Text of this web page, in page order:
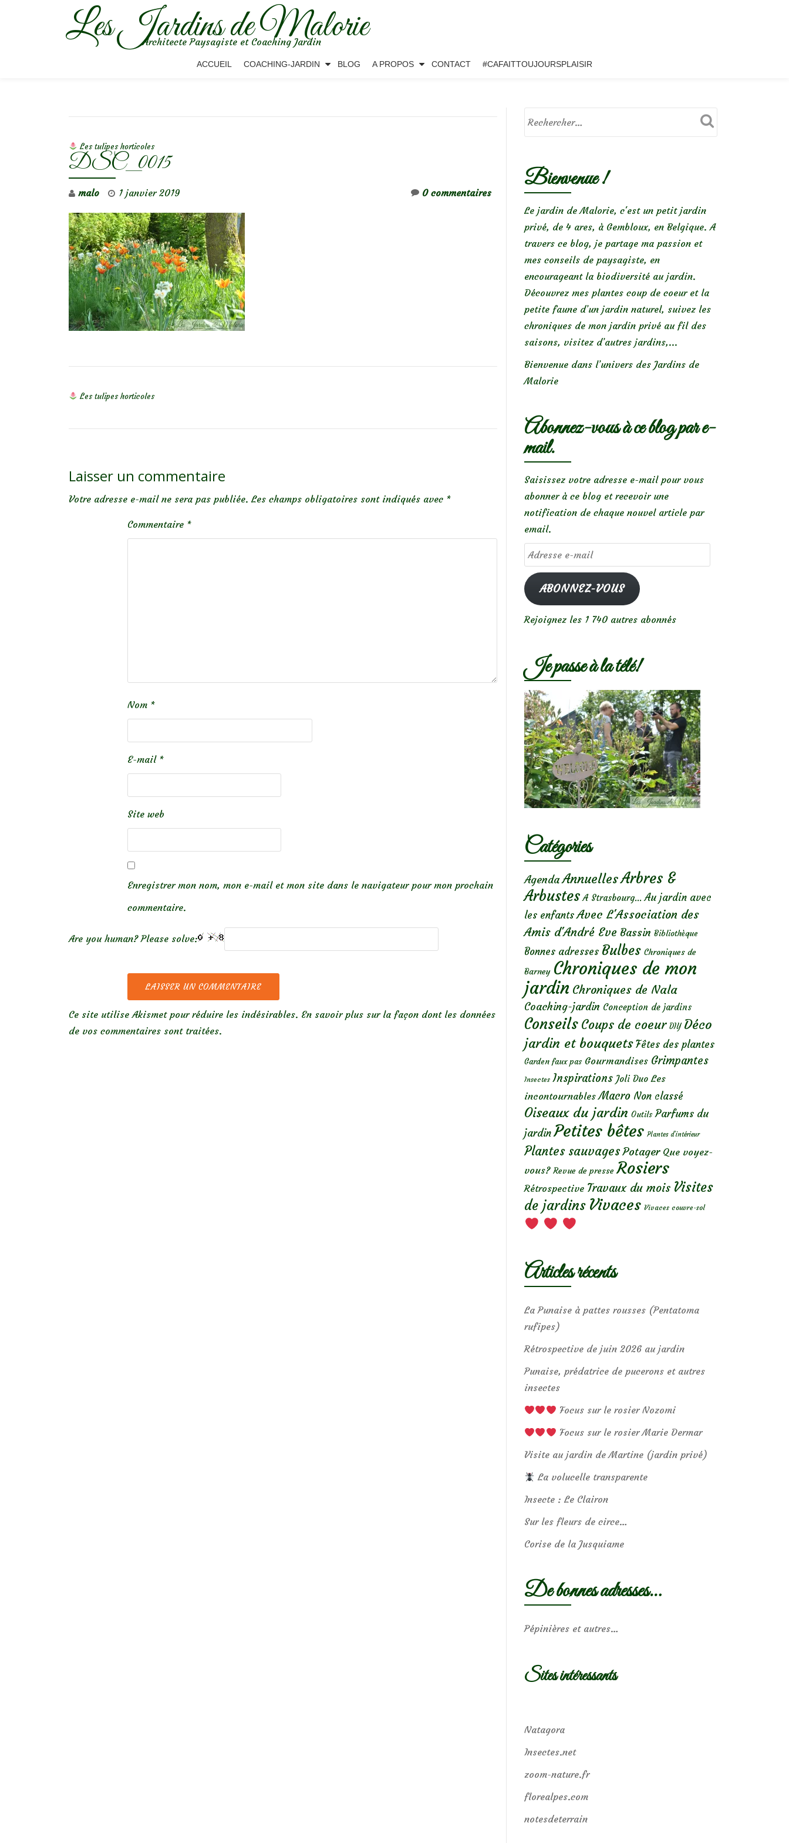
Les Jardins de Malorie
Architecte Paysagiste et Coaching Jardin
ACCUEIL COACHING-JARDIN BLOG A PROPOS CONTACT #CAFAITTOUJOURSPLAISIR
Les tulipes horticoles
DSC_0015
malo 1 janvier 2019 0 commentaires
Les tulipes horticoles
Laisser un commentaire
Votre adresse e-mail ne sera pas publiée. Les champs obligatoires sont indiqués avec *
Commentaire *
Nom *
E-mail *
Site web
Enregistrer mon nom, mon e-mail et mon site dans le navigateur pour mon prochain
commentaire.
Are you human? Please solve:
Ce site utilise Akismet pour réduire les indésirables. En savoir plus sur la façon dont les données
de vos commentaires sont traitées.
Bienvenue !
Le jardin de Malorie, c'est un petit jardin
privé, de 4 ares, à Gembloux, en Belgique. A
travers ce blog, je partage ma passion et
mes conseils de paysagiste, en
encourageant la biodiversité au jardin.
Découvrez mes plantes coup de coeur et la
petite faune d’un jardin naturel, suivez les
chroniques de mon jardin privé au fil des
saisons, visitez d’autres jardins,...
Bienvenue dans l’univers des Jardins de
Malorie
Abonnez-vous à ce blog par e-
mail.
Saisissez votre adresse e-mail pour vous
abonner à ce blog et recevoir une
notification de chaque nouvel article par
email.
Adresse
e-
mailABONNEZ-VOUS
Rejoignez les 1 740 autres abonnés
Je passe à la télé!
Catégories
Agenda AnnuellesArbres &
Arbustes A Strasbourg... Au jardin avec
les enfants Avec L'Association des
Amis d'André Eve Bassin Bibliothèque
Bonnes adresses Bulbes Chroniques de
Barney Chroniques de mon
jardin Chroniques de Nala
Coaching-jardin Conception de jardins
Conseils Coups de coeur DIY Déco
jardin et bouquets Fêtes des plantes
Garden faux pas Gourmandises Grimpantes
Insectes Inspirations Joli Duo Les
incontournables Macro Non classé
Oiseaux du jardin Outils Parfums du
jardin Petites bêtes Plantes d’intérieur
Plantes sauvages Potager Que voyez-
vous? Revue de presse Rosiers
Rétrospective Travaux du mois Visites
de jardins Vivaces Vivaces couvre-sol
Articles récents
La Punaise à pattes rousses (Pentatoma
rufipes)
Rétrospective de juin 2026 au jardin
Punaise, prédatrice de pucerons et autres
insectes
Focus sur le rosier Nozomi
Focus sur le rosier Marie Dermar
Visite au jardin de Martine (jardin privé)
La volucelle transparente
Insecte : Le Clairon
Sur les fleurs de circe…
Corise de la Jusquiame
De bonnes adresses…
Pépinières et autres…
Sites intéressants
Natagora
Insectes.net
zoom-nature.fr
florealpes.com
notesdeterrain